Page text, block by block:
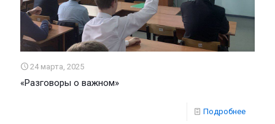
24 марта, 2025
«Разговоры о важном»
Подробнее